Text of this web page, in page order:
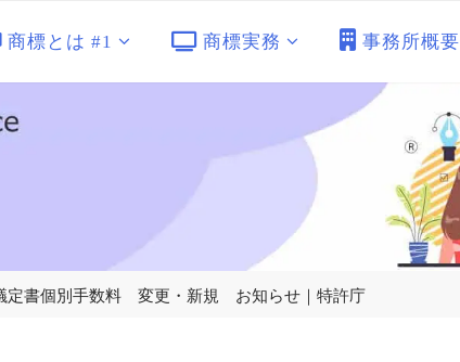
商標とは #1 商標実務 事務所概要
定書個別手数料 変更・新規 お知らせ｜特許庁